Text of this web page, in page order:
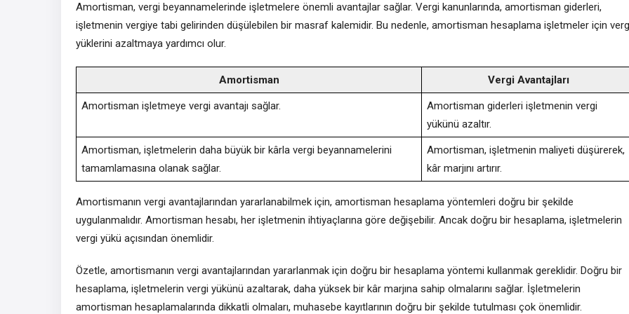
Amortisman, vergi beyannamelerinde işletmelere önemli avantajlar sağlar. Vergi kanunlarında, amortisman giderleri,
işletmenin vergiye tabi gelirinden düşülebilen bir masraf kalemidir. Bu nedenle, amortisman hesaplama işletmeler için
yüklerini azaltmaya yardımcı olur.
Amortisman Vergi Avantajları
Amortisman işletmeye vergi avantajı sağlar.
Amortisman giderleri işletmenin vergi
yükünü azaltır.
Amortisman, işletmelerin daha büyük bir kârla vergi beyannamelerini
tamamlamasına olanak sağlar.
Amortisman, işletmenin maliyeti düşürerek,
kâr marjını artırır.
Amortismanın vergi avantajlarından yararlanabilmek için, amortisman hesaplama yöntemleri doğru bir şekilde
uygulanmalıdır. Amortisman hesabı, her işletmenin ihtiyaçlarına göre değişebilir. Ancak doğru bir hesaplama, işletmelerin
vergi yükü açısından önemlidir.
Özetle, amortismanın vergi avantajlarından yararlanmak için doğru bir hesaplama yöntemi kullanmak gereklidir. Doğru bir
hesaplama, işletmelerin vergi yükünü azaltarak, daha yüksek bir kâr marjına sahip olmalarını sağlar. İşletmelerin
amortisman hesaplamalarında dikkatli olmaları, muhasebe kayıtlarının doğru bir şekilde tutulması çok önemlidir.